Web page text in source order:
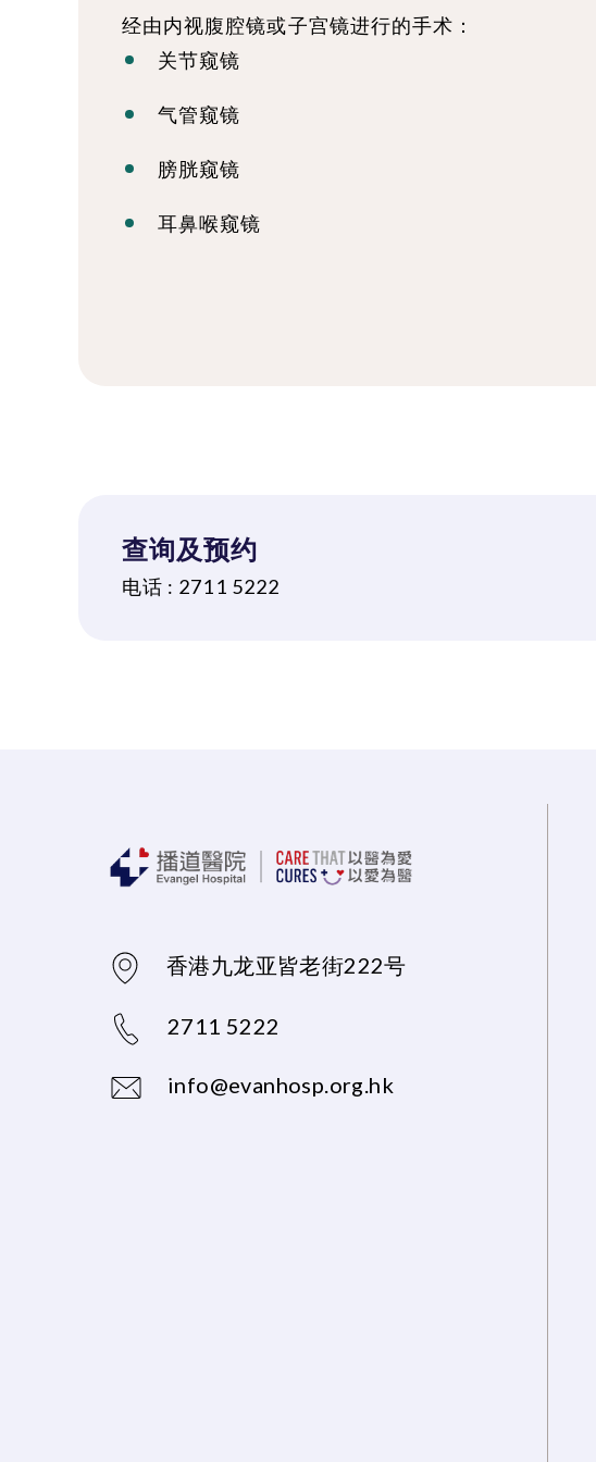
经由内视腹腔镜或子宫镜进行的手术：
关节窥镜
气管窥镜
膀胱窥镜
耳鼻喉窥镜
查询及预约
电话 : 2711 5222
香港九龙亚皆老街222号
2711 5222
info@evanhosp.org.hk